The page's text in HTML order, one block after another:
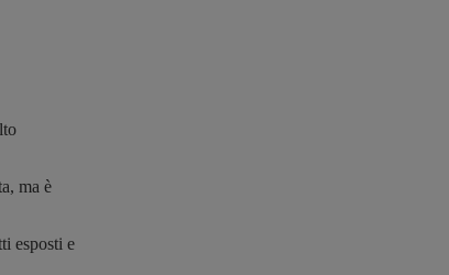
ma è
esposti e